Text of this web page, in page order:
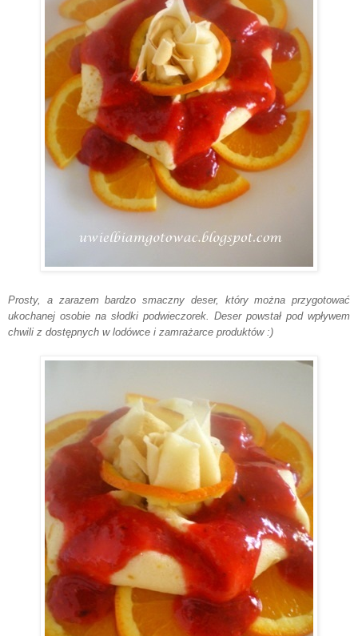
Prosty, a zarazem bardzo smaczny deser, który można przygotować
ukochanej osobie na słodki podwieczorek. Deser powstał pod wpływem
chwili z dostępnych w lodówce i zamrażarce produktów :)